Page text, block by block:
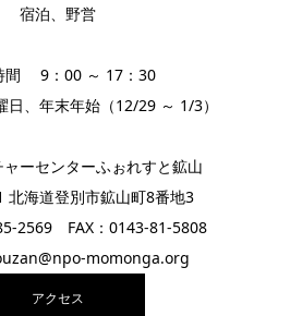
宿泊、野営
間 9：00 ～ 17：30
年末年始（12/29 ～ 1/3）
ーセンターふぉれすと鉱山
北海道登別市鉱山町8番地3
2569 FAX：0143-81-5808
momonga.org
アクセス